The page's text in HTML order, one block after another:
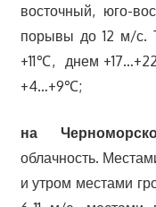
восточный, юго-
порывы до 12 м/с.
+11℃, днем
+4…+9℃;
на
облачность.
и утром местами